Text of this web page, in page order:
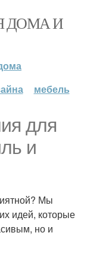
ДОМА И
мебель
для
и
Мы
идей, которые
но и